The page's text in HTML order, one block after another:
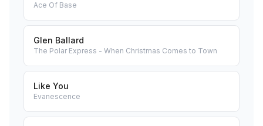
Ace Of Base
Glen Ballard
The Polar Express - When Christmas Comes to Town
Like You
Evanescence